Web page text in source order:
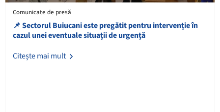
Comunicate de presă
📌 Sectorul Buiucani este pregătit pentru intervenție în
cazul unei eventuale situații de urgență
Citește mai mult